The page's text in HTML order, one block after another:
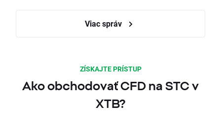
Viac správ
ZÍSKAJTE PRÍSTUP
Ako obchodovať CFD na STC v
XTB?